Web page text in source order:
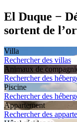
El Duque −
sortent de
Villa
Rechercher des villas
Animaux de
Rechercher des
Piscine
Rechercher des
Appartement
Rechercher des